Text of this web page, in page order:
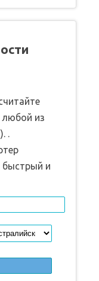
любой из
.
быстрый и